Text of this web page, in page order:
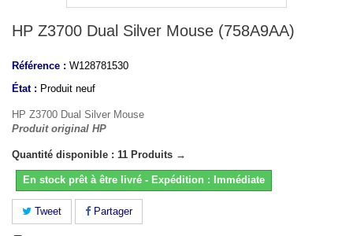
HP Z3700 Dual Silver Mouse (758A9AA)
Référence : W128781530
État : Produit neuf
HP Z3700 Dual Silver Mouse
Produit original HP
Quantité disponible : 11 Produits →
En stock prêt à être livré - Expédition : Immédiate
Tweet Partager